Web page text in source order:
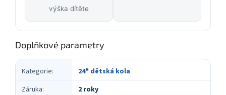
výška dítěte
Doplňkové parametry
Kategorie:
24" dětská kola
Záruka:
2 roky